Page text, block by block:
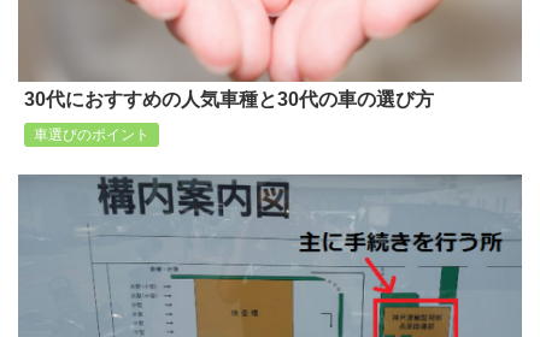
30代におすすめの人気車種と30代の車の選び方
車選びのポイント